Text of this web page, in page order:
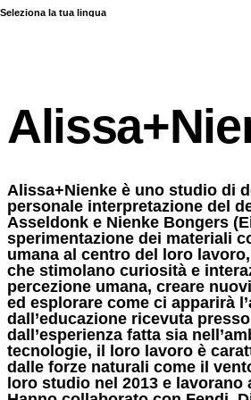
Seleziona la tua lingua
Alissa+Nienke è uno studio di
personale interpretazione del
Asseldonk e Nienke Bongers
sperimentazione dei materiali
umana al centro del loro
che stimolano curiosità e
percezione umana, creare
ed esplorare come ci apparirà
dall’educazione ricevuta
dall’esperienza fatta sia
tecnologie, il loro lavoro è
dalle forze naturali come il
loro studio nel 2013 e